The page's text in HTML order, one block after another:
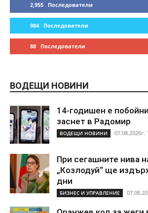
2,955 Последователи
984 Последователи
88 Последователи
ВОДЕЩИ НОВИНИ
14-годишен е
заснет в Радомир
ВОДЕЩИ НОВИНИ 07.08.2026г.
При сегашните нива
„Козлодуй“ ще
дни
БИЗНЕС И УПРАВЛЕНИЕ